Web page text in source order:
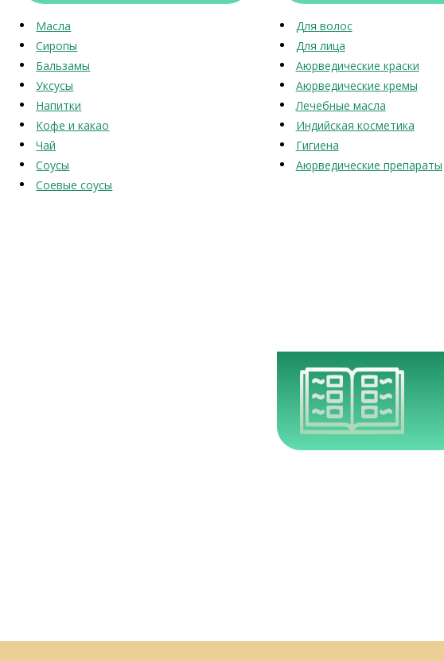
Масла
Сиропы
Бальзамы
Уксусы
Напитки
Кофе и какао
Чай
Соусы
Соевые соусы
Для волос
Для лица
Аюрведические краски
Аюрведические кремы
Лечебные масла
Индийская косметика
Гигиена
Аюрведические препараты